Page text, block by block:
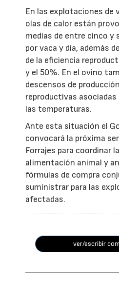
En las explotaciones de
olas de calor están
medias de entre cinco y
por vaca y día, además
de la eficiencia
y el 50%. En el ovino
descensos de
reproductivas
las temperaturas.
Ante esta situación el
convocará la próxima
Forrajes para coordinar
alimentación animal y
fórmulas de compra
suministrar para las
afectadas.
ver/escribir